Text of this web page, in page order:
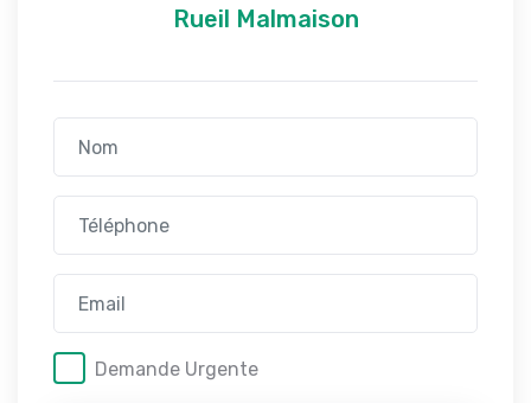
Rueil Malmaison
Demande Urgente